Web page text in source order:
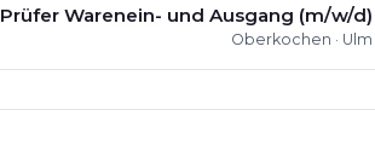
Prüfer Warenein- und Ausgang (m/w/d)
Oberkochen · Ulm